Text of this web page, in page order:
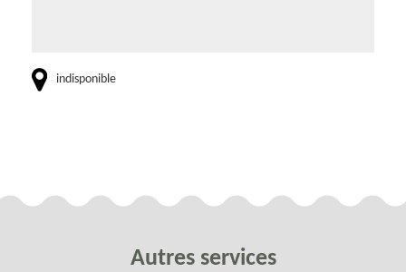
indisponible
Autres services